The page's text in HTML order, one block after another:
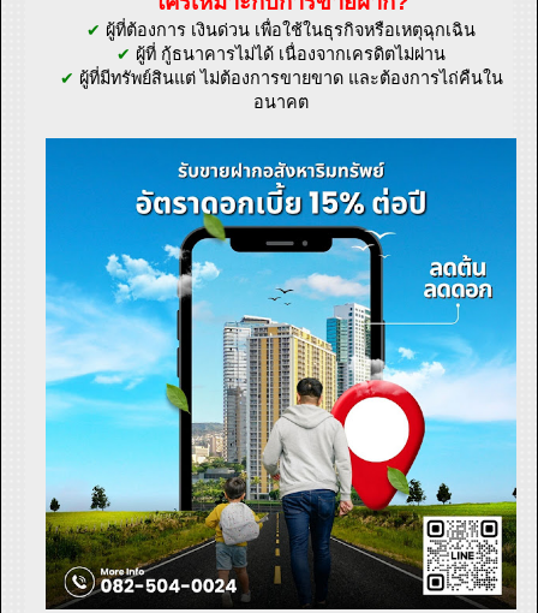
✔ ผู้ที่ต้องการ เงินด่วน เพื่อใช้ในธุรกิจหรือเหตุฉุกเฉิน
✔ ผู้ที่ กู้ธนาคารไม่ได้ เนื่องจากเครดิตไม่ผ่าน
✔ ผู้ที่มีทรัพย์สินแต่ ไม่ต้องการขายขาด และต้องการไถ่คืนใน
อนาคต